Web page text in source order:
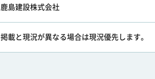
鹿島建設株式会社
掲載と現況が異なる場合は現況優先します。